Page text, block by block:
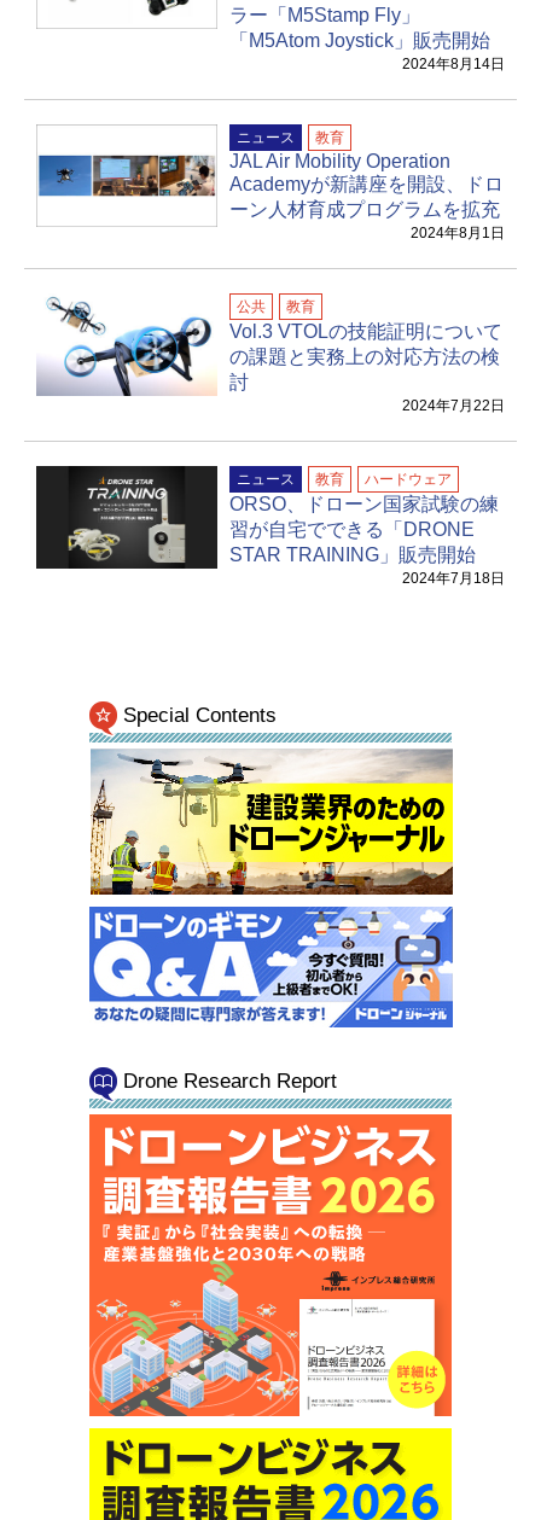
ラー「M5Stamp Fly」
「M5Atom Joystick」販売開始
2024年8月14日
ニュース 教育
JAL Air Mobility Operation
Academyが新講座を開設、ドロ
ーン人材育成プログラムを拡充
2024年8月1日
公共 教育
Vol.3 VTOLの技能証明について
の課題と実務上の対応方法の検
討
2024年7月22日
ニュース 教育 ハードウェア
ORSO、ドローン国家試験の練
習が自宅でできる「DRONE
STAR TRAINING」販売開始
2024年7月18日
Special Contents
Drone Research Report